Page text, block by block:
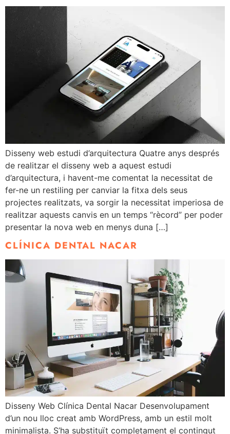
Disseny web estudi d’arquitectura Quatre anys després
de realitzar el disseny web a aquest estudi
d’arquitectura, i havent-me comentat la necessitat de
fer-ne un restiling per canviar la fitxa dels seus
projectes realitzats, va sorgir la necessitat imperiosa de
realitzar aquests canvis en un temps “rècord” per poder
presentar la nova web en menys duna […]
CLÍNICA DENTAL NACAR
Disseny Web Clínica Dental Nacar Desenvolupament
d’un nou lloc creat amb WordPress, amb un estil molt
minimalista. S’ha substituït completament el contingut